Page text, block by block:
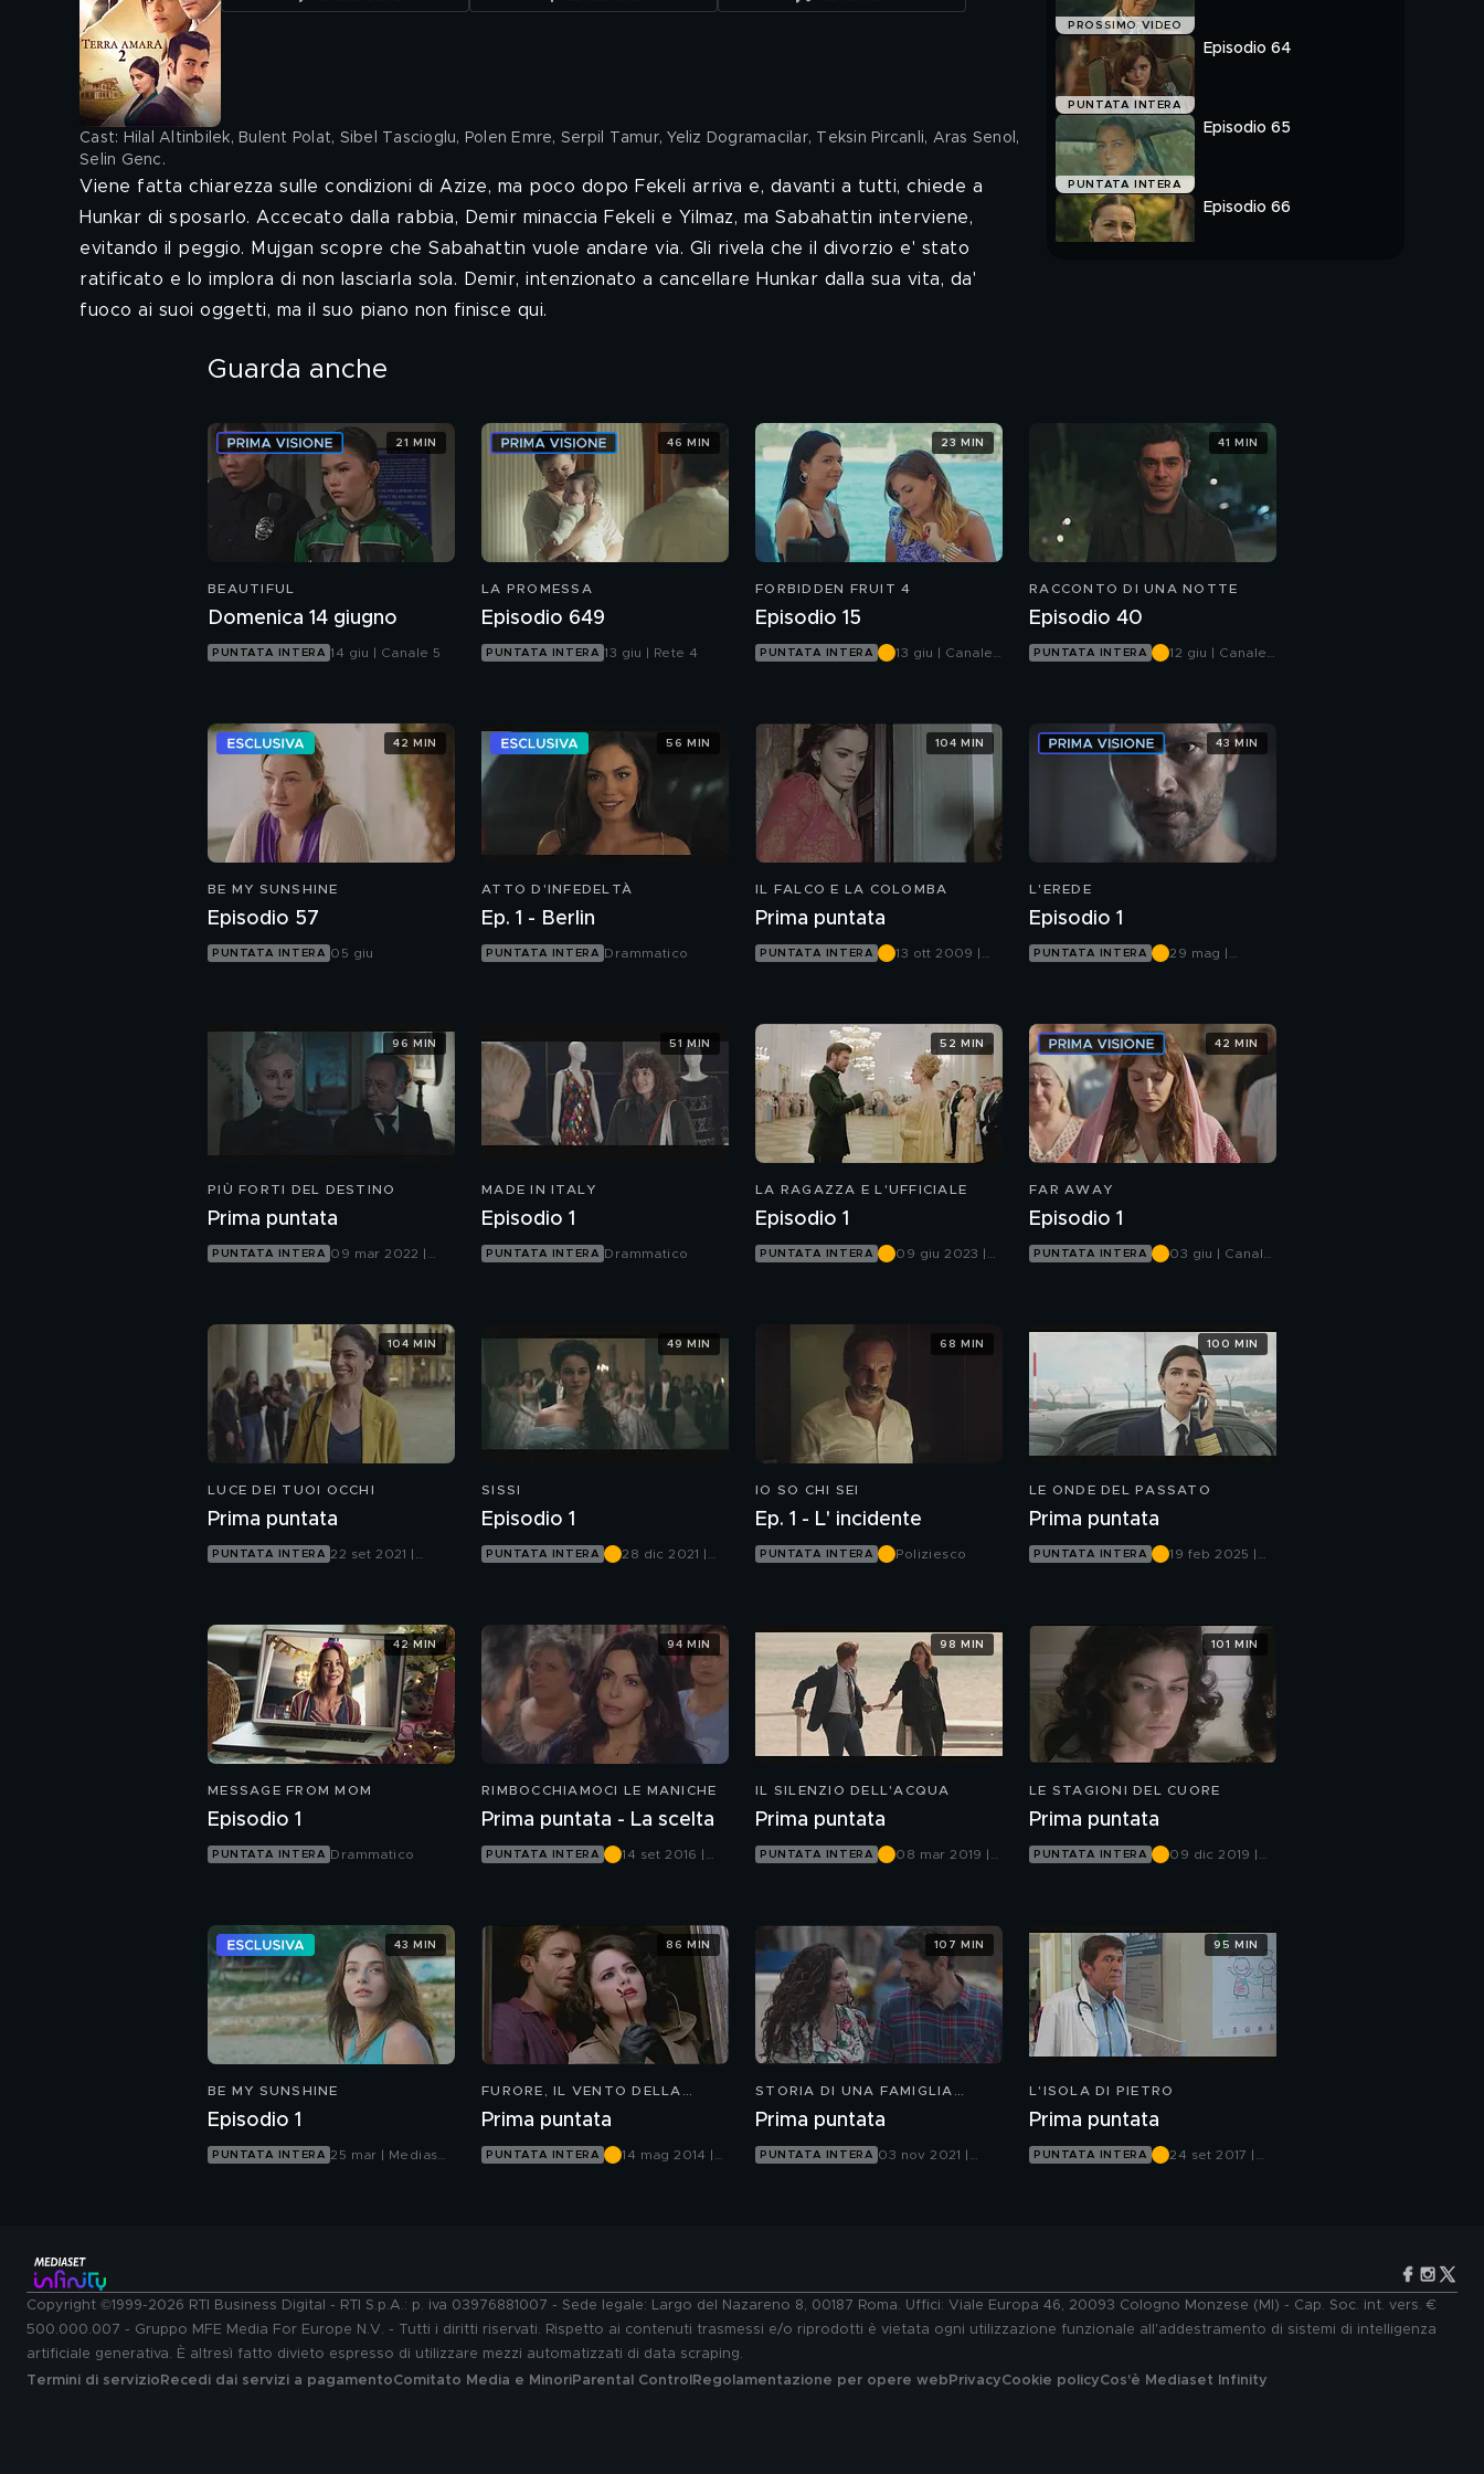
Cast: Hilal Altinbilek, Bulent Polat, Sibel Tascioglu, Polen Emre, Serpil Tamur, Yeliz Dogramacilar, Teksin Pircanli, Aras Senol,
Selin Genc .
Viene fatta chiarezza sulle condizioni di Azize, ma poco dopo Fekeli arriva e, davanti a tutti, chiede a
Hunkar di sposarlo. Accecato dalla rabbia, Demir minaccia Fekeli e Yilmaz, ma Sabahattin interviene,
evitando il peggio. Mujgan scopre che Sabahattin vuole andare via. Gli rivela che il divorzio e' stato
ratificato e lo implora di non lasciarla sola. Demir, intenzionato a cancellare Hunkar dalla sua vita, da'
fuoco ai suoi oggetti, ma il suo piano non finisce qui.
PROSSIMO VIDEO
PUNTATA INTERA
Episodio 64
PUNTATA INTERA
Episodio 65
Episodio 66
Guarda anche
BEAUTIFUL
Domenica 14 giugno
PUNTATA INTERA 14 giu | Canale 5
21 MIN
LA PROMESSA
Episodio 649
PUNTATA INTERA 13 giu | Rete 4
46 MIN
FORBIDDEN FRUIT 4
Episodio 15
PUNTATA INTERA
13 giu | Canale
23 MIN
RACCONTO DI UNA NOTTE
Episodio 40
PUNTATA INTERA
12 giu | Canale
41 MIN
BE MY SUNSHINE
Episodio 57
PUNTATA INTERA 05 giu
42 MIN
ATTO D'INFEDELTÀ
Ep. 1 - Berlin
PUNTATA INTERA Drammatico
56 MIN
IL FALCO E LA COLOMBA
Prima puntata
PUNTATA INTERA
13 ott 2009 |
104 MIN
L'EREDE
Episodio 1
PUNTATA INTERA
29 mag |
43 MIN
PIÙ FORTI DEL DESTINO
Prima puntata
PUNTATA INTERA 09 mar 2022 |
96 MIN
MADE IN ITALY
Episodio 1
PUNTATA INTERA Drammatico
51 MIN
LA RAGAZZA E L'UFFICIALE
Episodio 1
PUNTATA INTERA
09 giu 2023 |
52 MIN
FAR AWAY
Episodio 1
PUNTATA INTERA
03 giu | Canale
42 MIN
LUCE DEI TUOI OCCHI
Prima puntata
PUNTATA INTERA 22 set 2021 |
104 MIN
SISSI
Episodio 1
PUNTATA INTERA
28 dic 2021 |
49 MIN
IO SO CHI SEI
Ep. 1 - L' incidente
PUNTATA INTERA Poliziesco
68 MIN
LE ONDE DEL PASSATO
Prima puntata
PUNTATA INTERA
19 feb 2025 |
100 MIN
MESSAGE FROM MOM
Episodio 1
PUNTATA INTERA Drammatico
42 MIN
RIMBOCCHIAMOCI LE MANICHE
Prima puntata - La scelta
PUNTATA INTERA
14 set 2016 |
94 MIN
IL SILENZIO DELL'ACQUA
Prima puntata
PUNTATA INTERA
08 mar 2019 |
98 MIN
LE STAGIONI DEL CUORE
Prima puntata
PUNTATA INTERA
09 dic 2019 |
101 MIN
BE MY SUNSHINE
Episodio 1
PUNTATA INTERA 25 mar | Mediaset
43 MIN
FURORE, IL VENTO DELLA
Prima puntata
PUNTATA INTERA
14 mag 2014 |
86 MIN
STORIA DI UNA FAMIGLIA
Prima puntata
PUNTATA INTERA 03 nov 2021 |
107 MIN
L'ISOLA DI PIETRO
Prima puntata
PUNTATA INTERA
24 set 2017 |
95 MIN
Copyright ©1999-2026 RTI Business Digital - RTI S.p.A.: p. iva 03976881007 - Sede legale: Largo del Nazareno 8, 00187 Roma. Uffici: Viale Europa 46, 20093 Cologno Monzese (MI) - Cap. Soc. int. vers. €
500.000.007 - Gruppo MFE Media For Europe N.V. - Tutti i diritti riservati. Rispetto ai contenuti trasmessi e/o riprodotti è vietata ogni utilizzazione funzionale all'addestramento di sistemi di intelligenza
artificiale generativa. È altresì fatto divieto espresso di utilizzare mezzi automatizzati di data scraping.
Termini di servizio Recedi dai servizi a pagamentoComitato Media e MinoriParental Control Regolamentazione per opere web PrivacyCookie policyCos'è Mediaset Infinity